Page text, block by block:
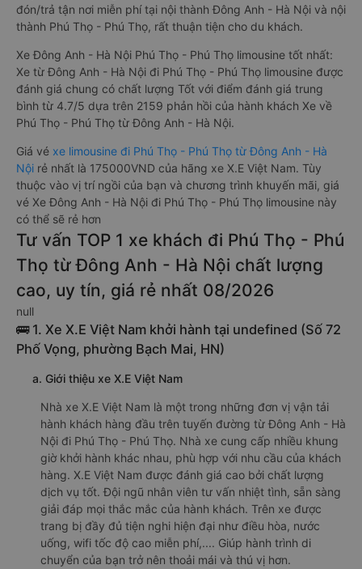
đón/trả tận nơi miễn phí tại nội thành Đông Anh - Hà Nội và nội
thành Phú Thọ - Phú Thọ, rất thuận tiện cho du khách.
Xe Đông Anh - Hà Nội Phú Thọ - Phú Thọ limousine tốt nhất:
Xe từ Đông Anh - Hà Nội đi Phú Thọ - Phú Thọ limousine được
đánh giá chung có chất lượng Tốt với điểm đánh giá trung
bình từ 4.7/5 dựa trên 2159 phản hồi của hành khách Xe về
Phú Thọ - Phú Thọ từ Đông Anh - Hà Nội.
Giá vé xe limousine đi Phú Thọ - Phú Thọ từ Đông Anh - Hà
Nội rẻ nhất là 175000VND của hãng xe X.E Việt Nam. Tùy
thuộc vào vị trí ngồi của bạn và chương trình khuyến mãi, giá
vé Xe Đông Anh - Hà Nội đi Phú Thọ - Phú Thọ limousine này
có thể sẽ rẻ hơn
Tư vấn TOP 1 xe khách đi Phú Thọ - Phú
Thọ từ Đông Anh - Hà Nội chất lượng
cao, uy tín, giá rẻ nhất 08/2026
null
🚌 1. Xe X.E Việt Nam khởi hành tại undefined (Số 72
Phố Vọng, phường Bạch Mai, HN)
a. Giới thiệu xe X.E Việt Nam
Nhà xe X.E Việt Nam là một trong những đơn vị vận tải
hành khách hàng đầu trên tuyến đường từ Đông Anh - Hà
Nội đi Phú Thọ - Phú Thọ. Nhà xe cung cấp nhiều khung
giờ khởi hành khác nhau, phù hợp với nhu cầu của khách
hàng. X.E Việt Nam được đánh giá cao bởi chất lượng
dịch vụ tốt. Đội ngũ nhân viên tư vấn nhiệt tình, sẵn sàng
giải đáp mọi thắc mắc của hành khách. Trên xe được
trang bị đầy đủ tiện nghi hiện đại như điều hòa, nước
uống, wifi tốc độ cao miễn phí,.... Giúp hành trình di
chuyển của bạn trở nên thoải mái và thú vị hơn.